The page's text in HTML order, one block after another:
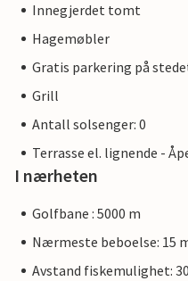
Innegjerdet tomt
Hagemøbler
Gratis parkering på
Grill
Antall solsenger: 0
Terrasse el. lignende -
I nærheten
Golfbane : 5000 m
Nærmeste beboelse: 15
Avstand fiskemulighet: